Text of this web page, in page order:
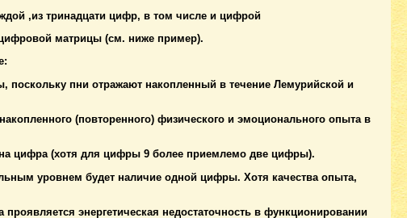
,из тринадцати цифр, в том числе и цифрой
матрицы (см. ниже пример).
поскольку пни отражают накопленный в течение Лемурийской и
(повторенного) физического и эмоционального опыта в
цифра (хотя для цифры 9 более приемлемо две цифры).
уровнем будет наличие одной цифры. Хотя качества опыта,
энергетическая недостаточность в функционировании